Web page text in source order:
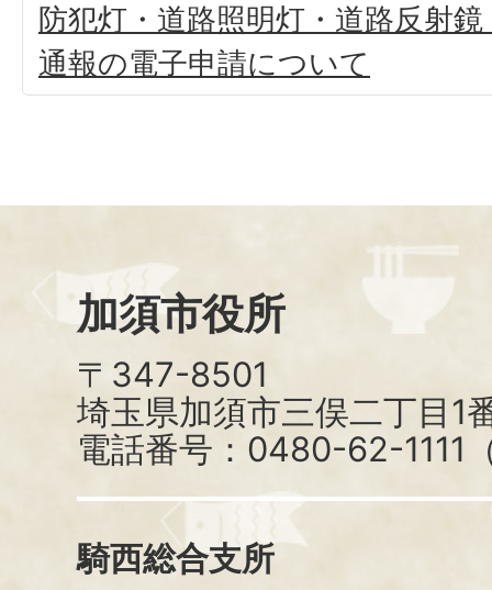
防犯灯・道路照明灯・道路反射
通報の電子申請について
加須市役所
〒347-8501
埼玉県加須市三俣二丁目1
電話番号：0480-62-1111
騎西総合支所